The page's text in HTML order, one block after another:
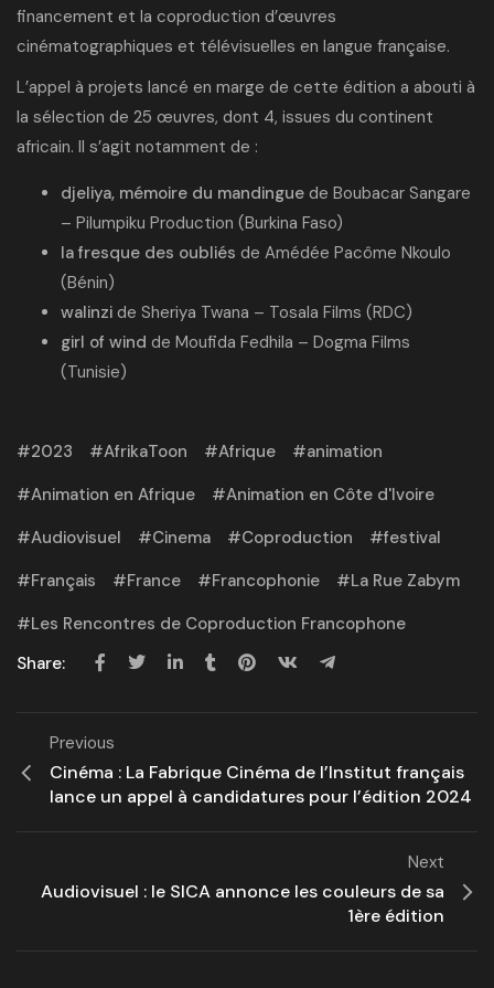
financement et la coproduction d’œuvres
cinématographiques et télévisuelles en langue française.
L’appel à projets lancé en marge de cette édition a abouti à
la sélection de 25 œuvres, dont 4, issues du continent
africain. Il s’agit notamment de :
djeliya, mémoire du mandingue de Boubacar Sangare
– Pilumpiku Production (Burkina Faso)
la fresque des oubliés de Amédée Pacôme Nkoulo
(Bénin)
walinzi de Sheriya Twana – Tosala Films (RDC)
girl of wind de Moufida Fedhila – Dogma Films
(Tunisie)
2023 AfrikaToon Afrique
animation
Animation en Afrique
Animation en Côte d'Ivoire
Audiovisuel
Cinema Coproduction
festival
Français
France Francophonie
La Rue Zabym
Les Rencontres de Coproduction Francophone
Share:
Previous
Cinéma : La Fabrique Cinéma de l’Institut français
lance un appel à candidatures pour l’édition 2024
Next
Audiovisuel : le SICA annonce les couleurs de sa
1ère édition